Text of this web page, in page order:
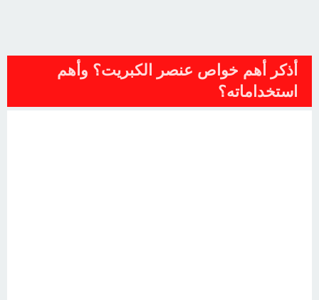
أذكر أهم خواص عنصر الكبريت؟ وأهم
استخداماته؟